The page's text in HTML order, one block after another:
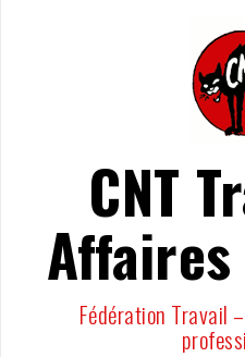
CNT
Fédération Travail